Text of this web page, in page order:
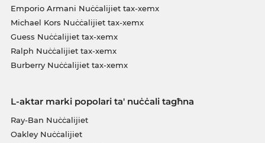
Emporio Armani Nuċċalijiet tax-xemx
Michael Kors Nuċċalijiet tax-xemx
Guess Nuċċalijiet tax-xemx
Ralph Nuċċalijiet tax-xemx
Burberry Nuċċalijiet tax-xemx
L-aktar marki popolari ta' nuċċali tagħna
Ray-Ban Nuċċalijiet
Oakley Nuċċalijiet